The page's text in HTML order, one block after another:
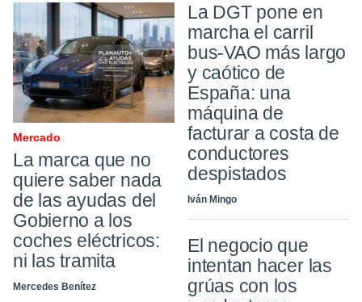
Mercado
La marca que no
quiere saber nada
de las ayudas del
Gobierno a los
coches eléctricos:
ni las tramita
Mercedes Benítez
La DGT pone en
marcha el carril
bus-VAO más largo
y caótico de
España: una
máquina de
facturar a costa de
conductores
despistados
Iván Mingo
El negocio que
intentan hacer las
grúas con los